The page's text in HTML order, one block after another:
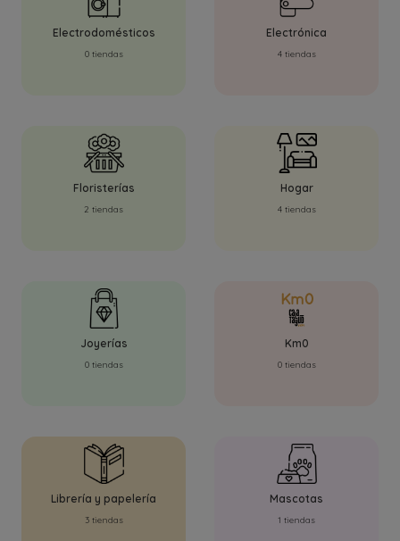
Electrodomésticos
0 tiendas
Electrónica
4 tiendas
Floristerías
2 tiendas
Hogar
4 tiendas
Joyerías
0 tiendas
Km0
0 tiendas
Librería y papelería
3 tiendas
Mascotas
1 tiendas